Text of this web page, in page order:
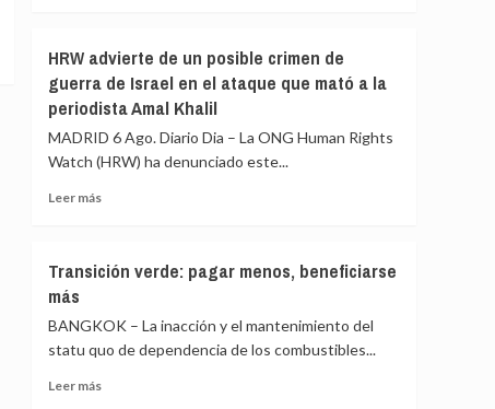
niñas
a
permanecer
la
escuela
estudia
conceder
una
adicional
a
de
HRW advierte de un posible crimen de
guerra de Israel en el ataque que mató a la
periodista Amal Khalil
MADRID 6 Ago. Diario Dia – La ONG Human Rights
Watch (HRW) ha denunciado este...
Leer másLeer
advierte
un
crimen
de
Transición verde: pagar menos, beneficiarse
más
BANGKOK – La inacción y el mantenimiento del
statu quo de dependencia de los combustibles...
Leer másLeer